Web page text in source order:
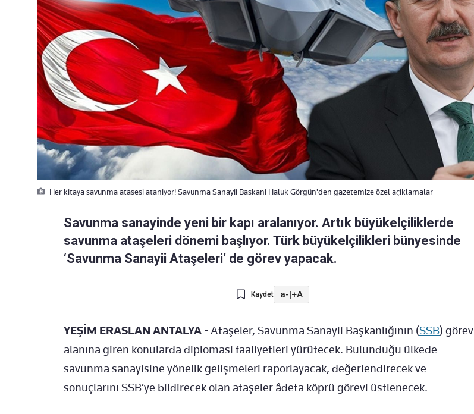
Her kitaya savunma atasesi ataniyor! Savunma Sanayii Baskani Haluk Görgün'den gazetemize özel açiklamalar
Savunma sanayinde yeni bir kapı aralanıyor. Artık büyükelçiliklerde
savunma ataşeleri dönemi başlıyor. Türk büyükelçilikleri bünyesinde
‘Savunma Sanayii Ataşeleri’ de görev yapacak.
Kaydet a-|+A
YEŞİM ERASLAN ANTALYA -Ataşeler, Savunma Sanayii Başkanlığının (SSB) görev
alanına giren konularda diplomasi faaliyetleri yürütecek. Bulunduğu ülkede
savunma sanayisine yönelik gelişmeleri raporlayacak, değerlendirecek ve
sonuçlarını SSB’ye bildirecek olan ataşeler âdeta köprü görevi üstlenecek.